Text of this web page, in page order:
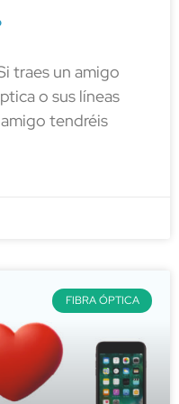
traes un amigo
o sus líneas
tendréis
FIBRA ÓPTICA